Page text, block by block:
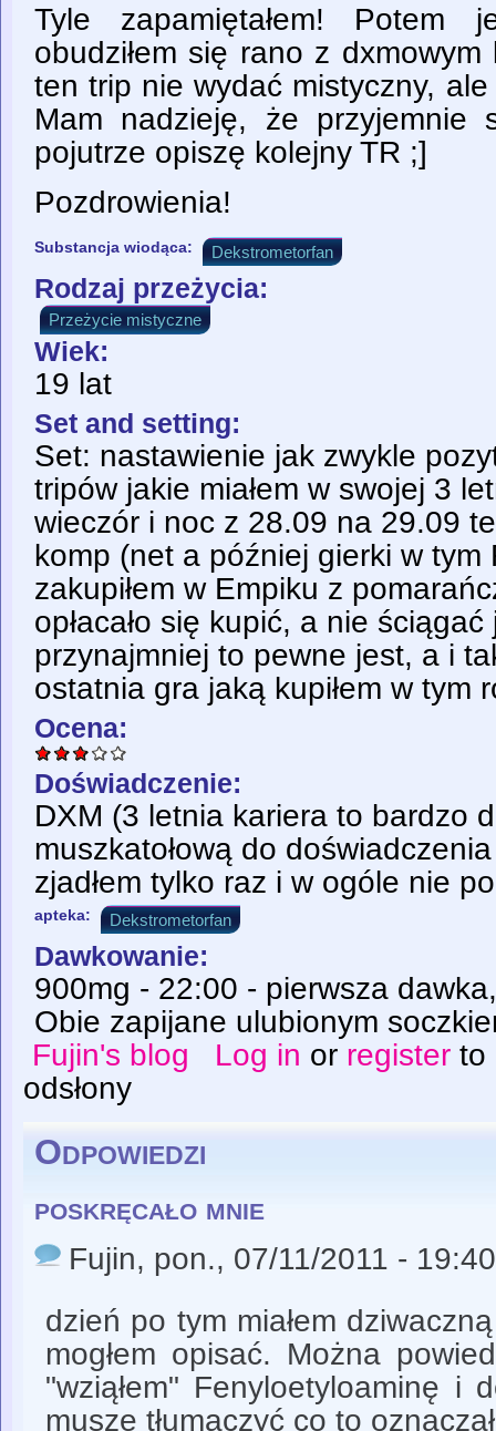
Tyle zapamiętałem! Potem
obudziłem się rano z
ten trip nie wydać mistyczny,
Mam nadzieję, że przyjemnie
pojutrze opiszę kolejny TR ;]
Pozdrowienia!
Substancja wiodąca: Dekstrometorfan
Rodzaj przeżycia:
Przeżycie mistyczne
Wiek:
19 lat
Set and setting:
Set: nastawienie jak zwykle
tripów jakie miałem w swojej 3
wieczór i noc z 28.09 na 29.09
komp (net a później gierki w tym
zakupiłem w Empiku z
opłacało się kupić, a nie
przynajmniej to pewne jest, a i
ostatnia gra jaką kupiłem w tym
Ocena:
Doświadczenie:
DXM (3 letnia kariera to bardzo
muszkatołową do
zjadłem tylko raz i w ogóle nie
apteka: Dekstrometorfan
Dawkowanie:
900mg - 22:00 - pierwsza
Obie zapijane ulubionym
Fujin's blog
Log in or register to
odsłony
Odpowiedzi
poskręcało mnie
Fujin, pon., 07/11/2011 - 19:40
dzień po tym miałem
mogłem opisać. Można
"wziąłem" Fenyloetyloaminę i
muszę tłumaczyć co to